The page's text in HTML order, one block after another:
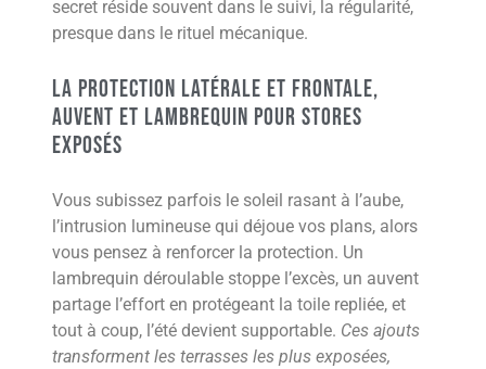
secret réside souvent dans le suivi, la régularité,
presque dans le rituel mécanique.
La protection latérale et frontale,
auvent et lambrequin pour stores
exposés
Vous subissez parfois le soleil rasant à l’aube,
l’intrusion lumineuse qui déjoue vos plans, alors
vous pensez à renforcer la protection. Un
lambrequin déroulable stoppe l’excès, un auvent
partage l’effort en protégeant la toile repliée, et
tout à coup, l’été devient supportable. Ces ajouts
transforment les terrasses les plus exposées,